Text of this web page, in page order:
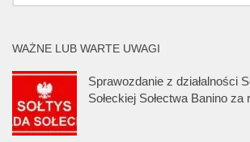
WAŻNE LUB WARTE UWAGI
Sprawozdanie z działalności
Sołeckiej Sołectwa Banino za